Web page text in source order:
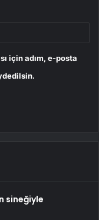
için adım, e-posta
sineğiyle